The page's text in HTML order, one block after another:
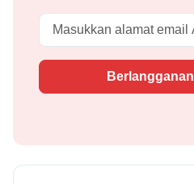
Berlangganan